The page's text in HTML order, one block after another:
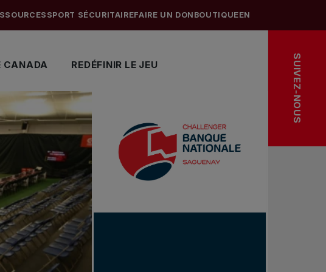
CANADA REDÉFINIR LE JEU
SPORT SÉCURITAIREFAIRE UN DON BOUTIQUEEN
SUIVEZ-NOUS